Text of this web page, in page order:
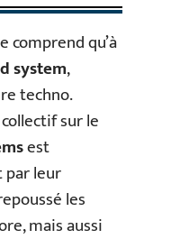
comprend qu’à
system,
techno.
sur le
est
par leur
les
mais aussi